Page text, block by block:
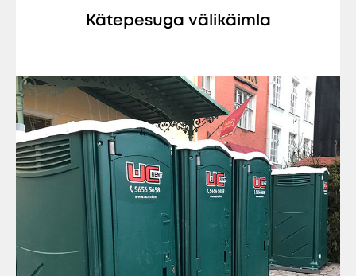
Kätepesuga välikäimla